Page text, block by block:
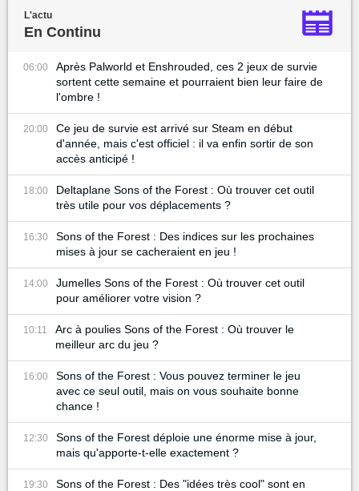
L'actu
En Continu
06:00
Après Palworld et Enshrouded, ces 2 jeux de survie
sortent cette semaine et pourraient bien leur faire de
l'ombre !
20:00
Ce jeu de survie est arrivé sur Steam en début
d'année, mais c'est officiel : il va enfin sortir de son
accès anticipé !
18:00
Deltaplane Sons of the Forest : Où trouver cet outil
très utile pour vos déplacements ?
16:30
Sons of the Forest : Des indices sur les prochaines
mises à jour se cacheraient en jeu !
14:00
Jumelles Sons of the Forest : Où trouver cet outil
pour améliorer votre vision ?
10:11
Arc à poulies Sons of the Forest : Où trouver le
meilleur arc du jeu ?
16:00
Sons of the Forest : Vous pouvez terminer le jeu
avec ce seul outil, mais on vous souhaite bonne
chance !
12:30
Sons of the Forest déploie une énorme mise à jour,
mais qu'apporte-t-elle exactement ?
19:30
Sons of the Forest : Des "idées très cool" sont en